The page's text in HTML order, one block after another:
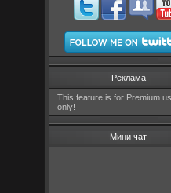
Реклама
This feature is for Premium
only!
Мини чат